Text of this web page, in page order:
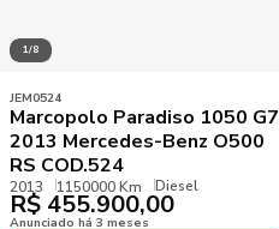
1/8
JEM0524
Marcopolo Paradiso 1050 G7
2013 Mercedes-Benz O500
RS COD.524
2013 1150000 Km Diesel
R$ 455.900,00
Anunciado há 3 meses